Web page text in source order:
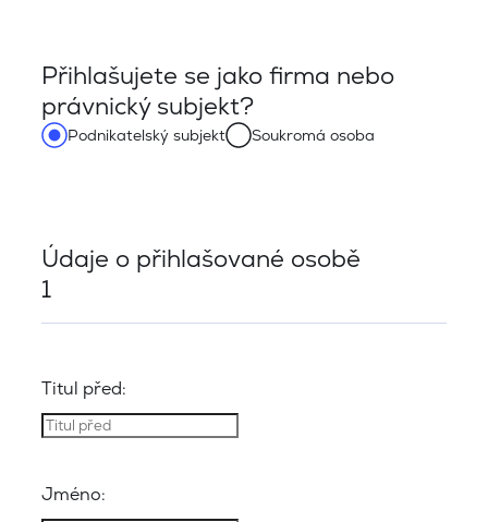
Přihlašujete se jako firma nebo
právnický subjekt?
Podnikatelský subjekt Soukromá osoba
Údaje o přihlašované osobě
1
Titul před:
Jméno: